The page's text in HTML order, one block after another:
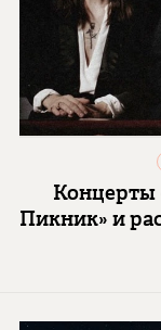
Концерты
Пикник» и